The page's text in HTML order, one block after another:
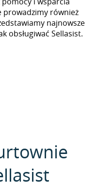
prowadzimy również
najnowsze
obsługiwać Sellasist.